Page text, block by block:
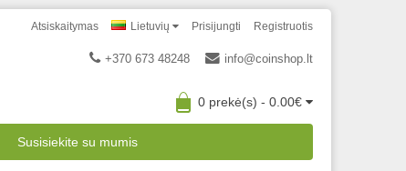
Prisijungti Registruotis
Atsiskaitymas Lietuvių
+370 673 48248 info@coinshop.lt
0 prekė(s) - 0.00€
Susisiekite su mumis